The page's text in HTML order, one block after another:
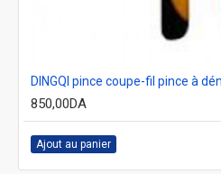
850,00DA
Ajout au panier